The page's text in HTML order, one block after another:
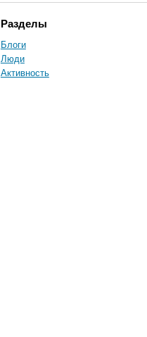
Разделы
Блоги
Люди
Активность